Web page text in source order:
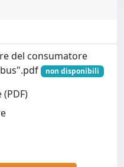
del consumatore
non disponibili